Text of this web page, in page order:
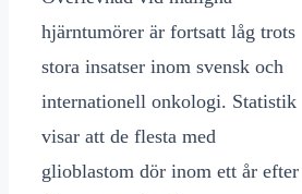
hjärntumörer är fortsatt låg trots
stora insatser inom svensk och
internationell onkologi. Statistik
visar att de flesta med
glioblastom dör inom ett år efter